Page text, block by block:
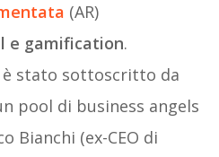
(AR)
e gamification.
è stato sottoscritto da
pool di business angels
Bianchi (ex-CEO di